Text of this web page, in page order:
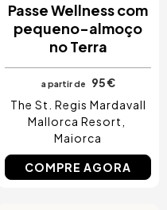
Passe Wellness com
pequeno-almoço
no Terra
a partir de
95 €
The St. Regis Mardavall
Mallorca Resort
Maiorca
COMPRE AGORA